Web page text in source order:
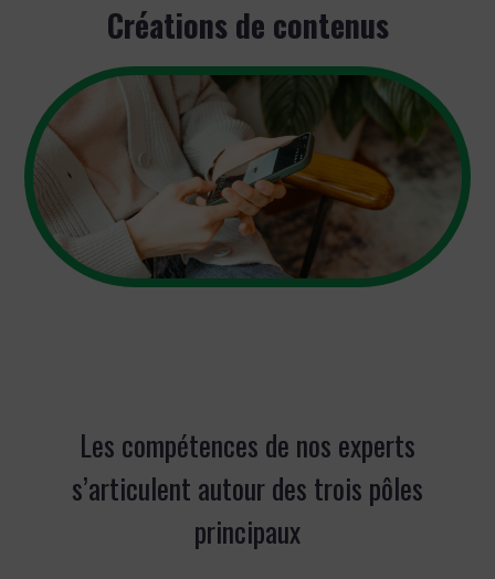
Créations de contenus
Les compétences de nos experts
s’articulent autour des trois pôles
principaux